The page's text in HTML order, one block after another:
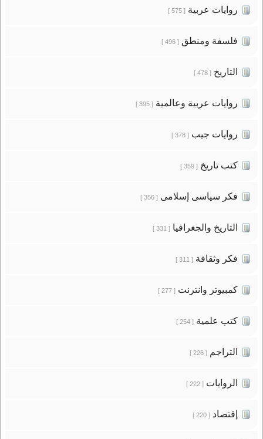
روايات عربية[ 575 ]
فلسفة ومنطق[ 496 ]
التاريخ[ 478 ]
روايات عربية وعالمية[ 395 ]
روايات جيب[ 378 ]
كتب تاريخ[ 359 ]
فكر سياسى إسلامى[ 356 ]
التاريخ والجغرافيا[ 331 ]
فكر وثقافة[ 311 ]
كمبيوتر وانترنت[ 277 ]
كتب علمية[ 254 ]
التراجم[ 226 ]
الروايات[ 222 ]
إقتصاد[ 220 ]